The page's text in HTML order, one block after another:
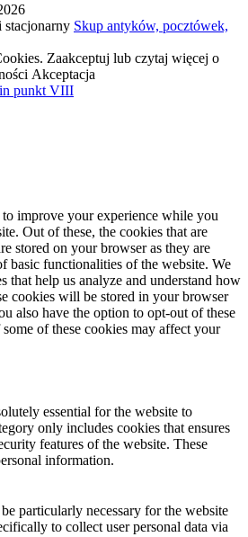
Skup antyków, pocztówek,
Zaakceptuj lub czytaj więcej o
Akceptacja
punkt VIII
improve your experience while you
Out of these, the cookies that are
stored on your browser as they are
basic functionalities of the website. We
that help us analyze and understand how
cookies will be stored in your browser
also have the option to opt-out of these
of these cookies may affect your
essential for the website to
only includes cookies that ensures
features of the website. These
information.
particularly necessary for the website
to collect user personal data via